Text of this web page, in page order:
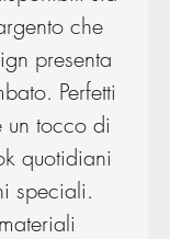
che
presenta
Perfetti
un tocco di
quotidiani
speciali.